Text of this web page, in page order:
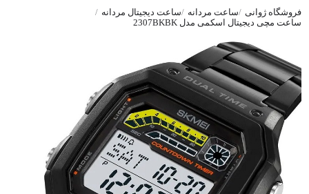
فروشگاه ژوانی ساعت مردانه
ساعت دیجیتال مردانه
ساعت مچی دیجیتال اسکمی مدل 2307BKBK